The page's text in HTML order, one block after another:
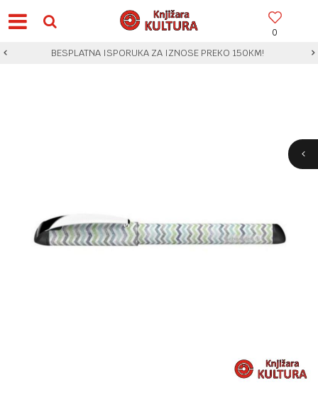
0
BESPLATNA ISPORUKA ZA IZNOSE PREKO 150KM!